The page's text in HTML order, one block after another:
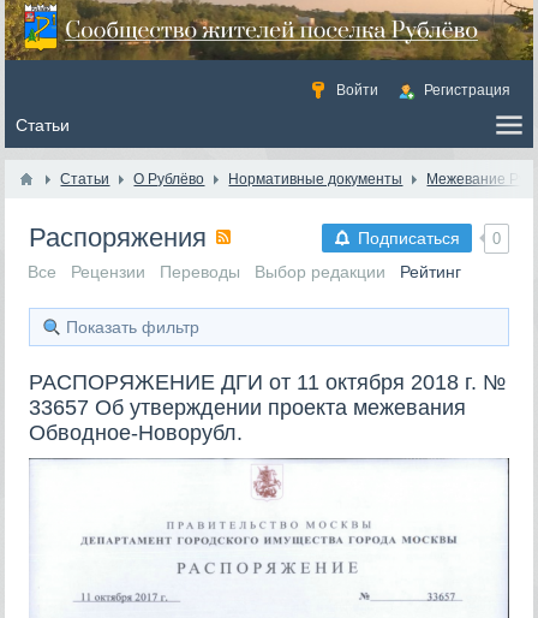
Войти Регистрация
Статьи О Рублёво Нормативные документы Межевание
Подписаться 0
Распоряжения
Все Рецензии Переводы Выбор редакции Рейтинг
Показать фильтр
РАСПОРЯЖЕНИЕ ДГИ от 11 октября 2018 г. №
33657 Об утверждении проекта межевания
Обводное-Новорубл.